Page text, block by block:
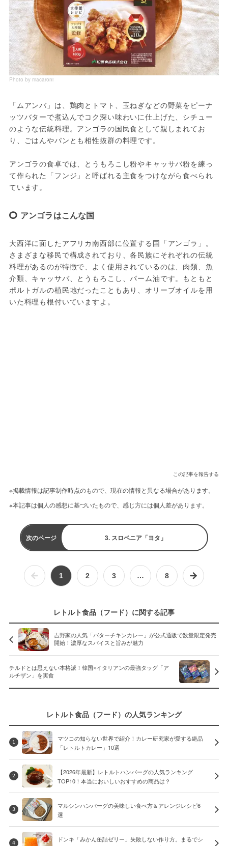
Photo by macaroni
「ムアンバ」は、鶏肉とトマト、玉ねぎなどの野菜をピーナ
ッツバターで煮込んでコク深い味わいに仕上げた、シチュー
のような伝統料理。アンゴラの国民食として親しまれてお
り、ごはんやパンとも相性抜群の料理です。
アンゴラの食卓では、とうもろこし粉やキャッサバ粉を練っ
て作られた「フンジ」と呼ばれる主食をつけながら食べられ
ています。
アンゴラはこんな国
大西洋に面したアフリカ南西部に位置する国「アンゴラ」。
さまざまな移民で構成されており、各民族にそれぞれの伝統
料理があるのが特徴で、よく使用されているのは、肉類、魚
介類、キャッサバ、とうもろこし、パーム油です。もともと
ポルトガルの植民地だったこともあり、オリーブオイルを用
いた料理も根付いていますよ。
この記事を報告する
※掲載情報は記事制作時点のもので、現在の情報と異なる場合があります。
※本記事は個人の感想に基づいたもので、感じ方には個人差があります。
次のページ 3. スロベニア「ヨタ」
1 2 3 … 8
レトルト食品（フード）に関する記事
吉野家の人気「バターチキンカレー」が公式通販で数量限定発売
開始！濃厚なスパイスと旨みが魅力
チルドとは思えない本格派！韓国×イタリアンの最強タッグ「ア
ルチザン」を実食
レトルト食品（フード）の人気ランキング
1
マツコの知らない世界で紹介！カレー研究家が愛する絶品
「レトルトカレー」10選
2
【2026年最新】レトルトハンバーグの人気ランキング
TOP10！本当においしいおすすめの商品は？
3
マルシンハンバーグの美味しい食べ方＆アレンジレシピ6
選
4
ドンキ「みかん缶詰ゼリー」失敗しない作り方。まるでシ